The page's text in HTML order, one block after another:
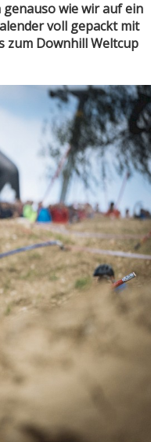
wie wir auf ein
voll gepackt mit
zum Downhill Weltcup